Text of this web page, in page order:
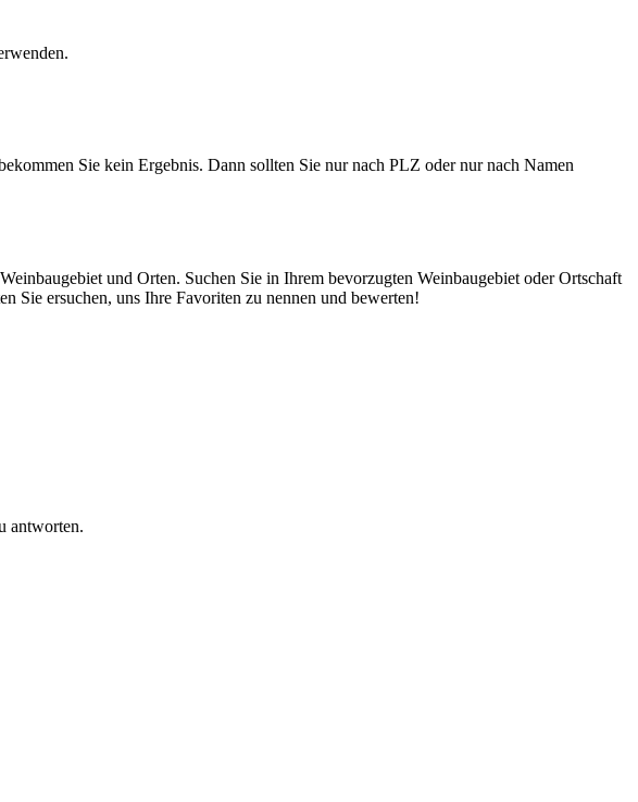
Sie kein Ergebnis. Dann sollten Sie nur nach PLZ oder nur nach Namen
und Orten. Suchen Sie in Ihrem bevorzugten Weinbaugebiet oder Ortschaft
Sie ersuchen, uns Ihre Favoriten zu nennen und bewerten!
antworten.